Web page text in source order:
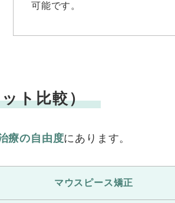
可能です。
ト比較）
療の自由度にあります。
マウスピース矯正